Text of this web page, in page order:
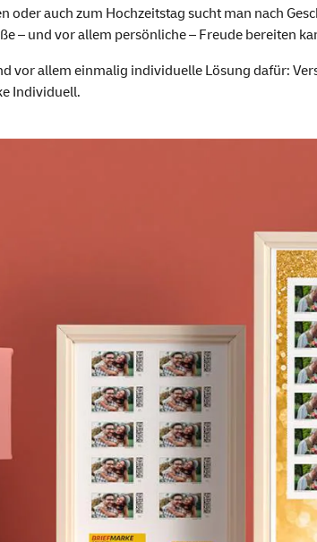
Geschenk
oder auch zum Hochzeitstag sucht man nach
– und vor allem persönliche – Freude bereiten
vor allem einmalig individuelle Lösung dafür:
Individuell.